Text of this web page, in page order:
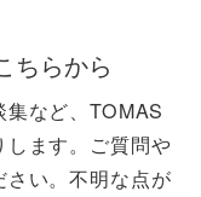
ちらから
集など、TOMAS
します。ご質問や
さい。不明な点が